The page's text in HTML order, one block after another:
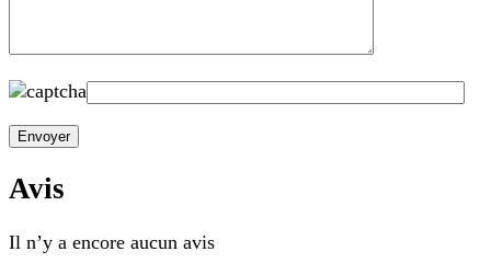
Avis
Il n’y a encore aucun avis